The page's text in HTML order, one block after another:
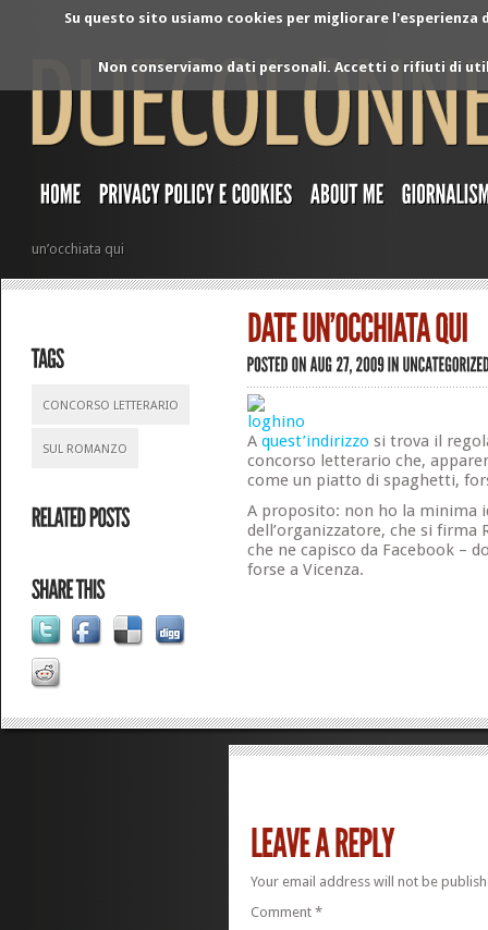
Su questo sito usiamo cookies per migliorare
Non conserviamo dati personali. Accetti o rifiuti di
un’occhiata qui
CONCORSO LETTERARIO
SUL ROMANZO A quest’indirizzo si trova il
concorso letterario che,
come un piatto di spaghetti,
A proposito: non ho la minima
dell’organizzatore, che si firma
che ne capisco da Facebook –
forse a Vicenza.
Your email address will not be
Comment *